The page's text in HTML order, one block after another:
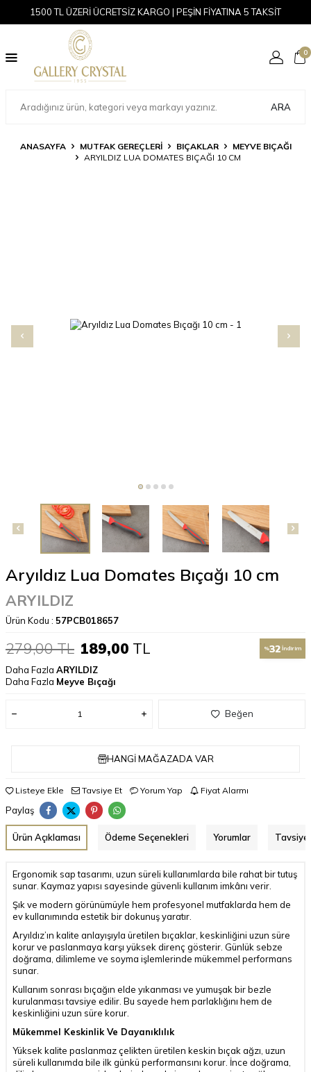
1500 TL ÜZERİ ÜCRETSİZ KARGO | PEŞİN FİYATINA 5 TAKSİT
ARA
0
ANASAYFA MUTFAK GEREÇLERİ BIÇAKLAR
MEYVE BIÇAĞI
ARYILDIZ LUA DOMATES BIÇAĞI 10 CM
Aryıldız Lua Domates Bıçağı 10 cm
ARYILDIZ
Ürün Kodu : 57PCB018657
279,00TL 189,00 TL %32 İndirim
Daha Fazla ARYILDIZ
Daha Fazla Meyve Bıçağı
Beğen
HANGI MAĞAZADA VAR
Listeye Ekle Tavsiye Et Yorum Yap Fiyat Alarmı
Paylaş
Ürün Açıklaması Ödeme Seçenekleri Yorumlar Tavsiye
Ergonomik sap tasarımı, uzun süreli kullanımlarda bile rahat bir tutuş
sunar. Kaymaz yapısı sayesinde güvenli kullanım imkânı verir.
Şık ve modern görünümüyle hem profesyonel mutfaklarda hem de
ev kullanımında estetik bir dokunuş yaratır.
Aryıldız’ın kalite anlayışıyla üretilen bıçaklar, keskinliğini uzun süre
korur ve paslanmaya karşı yüksek direnç gösterir. Günlük sebze
doğrama, dilimleme ve soyma işlemlerinde mükemmel performans
sunar.
Kullanım sonrası bıçağın elde yıkanması ve yumuşak bir bezle
kurulanması tavsiye edilir. Bu sayede hem parlaklığını hem de
keskinliğini uzun süre korur.
Mükemmel Keskinlik Ve Dayanıklılık
Yüksek kalite paslanmaz çelikten üretilen keskin bıçak ağzı, uzun
süreli kullanımda bile ilk günkü performansını korur. İnce doğrama,